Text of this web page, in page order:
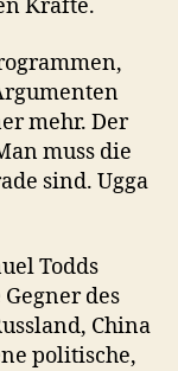
Kräfte.
mehr. Der
muss die
sind. Ugga
Todds
des
China
politische,